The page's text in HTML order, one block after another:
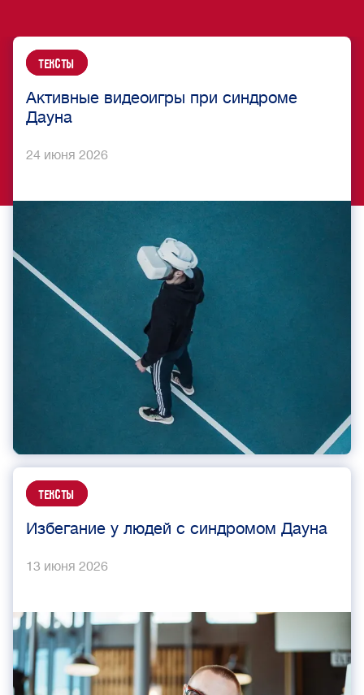
Тексты
Активные видеоигры при синдроме
Дауна
24 июня 2026
Тексты
Избегание у людей с синдромом Дауна
13 июня 2026